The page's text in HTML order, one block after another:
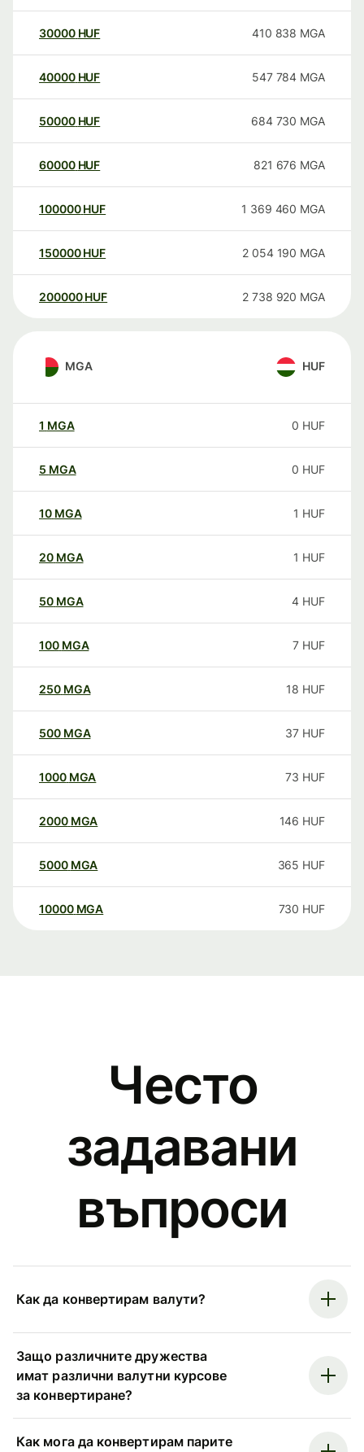
30000 HUF 410 838 MGA
40000 HUF 547 784 MGA
50000 HUF 684 730 MGA
60000 HUF 821 676 MGA
100000 HUF 1 369 460 MGA
150000 HUF 2 054 190 MGA
200000 HUF 2 738 920 MGA
MGA HUF
1 MGA 0 HUF
5 MGA 0 HUF
10 MGA 1 HUF
20 MGA 1 HUF
50 MGA 4 HUF
100 MGA 7 HUF
250 MGA 18 HUF
500 MGA 37 HUF
1000 MGA 73 HUF
2000 MGA 146 HUF
5000 MGA 365 HUF
10000 MGA 730 HUF
Често
задавани
въпроси
Как да конвертирам валути?
Защо различните дружества
имат различни валутни курсове
за конвертиране?
Как мога да конвертирам парите